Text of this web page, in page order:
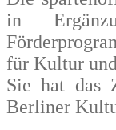
in
für Kultur
Sie hat das
Berliner